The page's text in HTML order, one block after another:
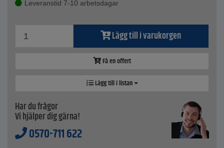
Leveranstid 7-10 arbetsdagar
Lägg till i varukorgen
Få en offert
Lägg till i listan
Har du frågor
Vi hjälper dig gärna!
0570-711 622